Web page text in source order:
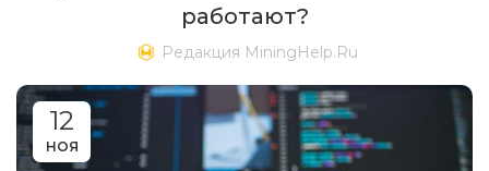
работают?
Редакция MiningHelp.ru
12
НОЯ